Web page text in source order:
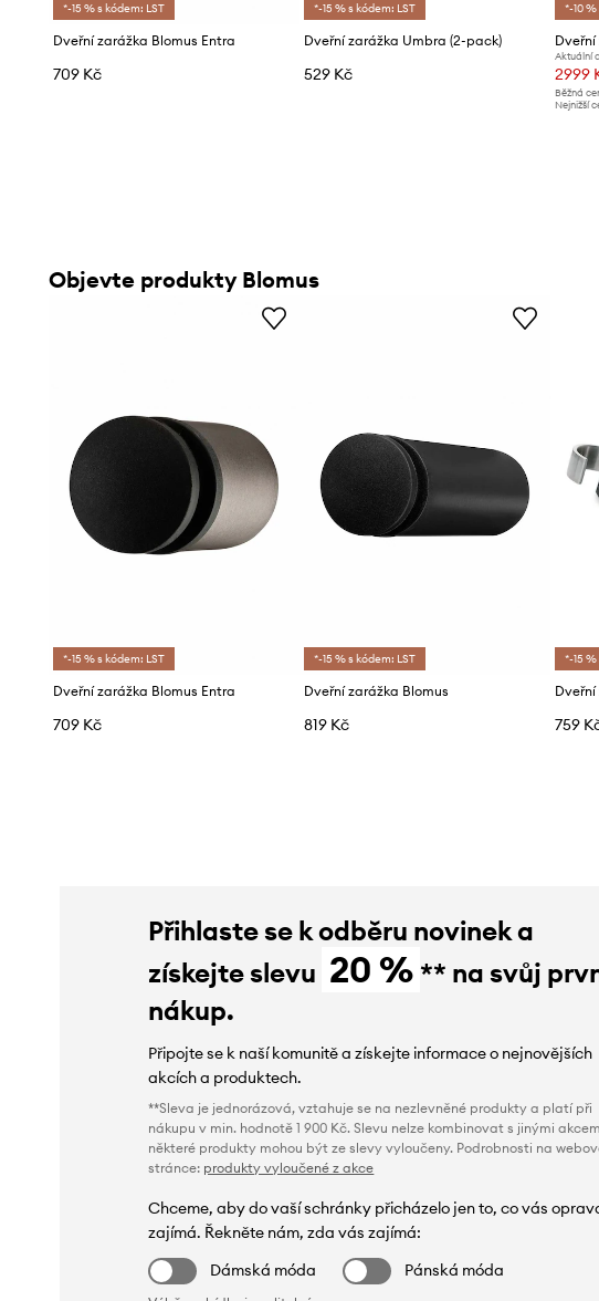
*-15 % s kódem: LST
Dveřní zarážka Blomus Entra
709 Kč
*-15 % s kódem: LST
Dveřní zarážka Umbra (2-pack)
529 Kč
*-10
Aktuální
2999
Běžná
Nejnižší
Objevte produkty Blomus
*-15 % s kódem: LST
Dveřní zarážka Blomus Entra
709 Kč
*-15 % s kódem: LST
Dveřní zarážka Blomus
819 Kč
*-15
759
Přihlaste se k odběru novinek a
získejte slevu 20 % ** na svůj
nákup.
Připojte se k naší komunitě a získejte informace o nejnovějších
akcích a produktech.
**Sleva je jednorázová, vztahuje se na nezlevněné produkty a platí při
nákupu v min. hodnotě 1 900 Kč. Slevu nelze kombinovat s jinými
některé produkty mohou být ze slevy vyloučeny. Podrobnosti na
stránce: produkty vyloučené z akce
Chceme, aby do vaší schránky přicházelo jen to, co vás
zajímá. Řekněte nám, zda vás zajímá:
Dámská móda
Pánská móda